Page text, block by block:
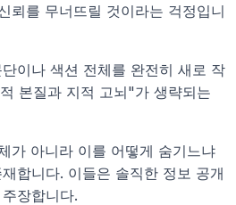
뢰를 무너뜨릴 것이라는 걱정입니
이나 색션 전체를 완전히 새로 작
본질과 지적 고뇌"가 생략되는
가 아니라 이를 어떻게 숨기느냐
합니다. 이들은 솔직한 정보 공개
장합니다.